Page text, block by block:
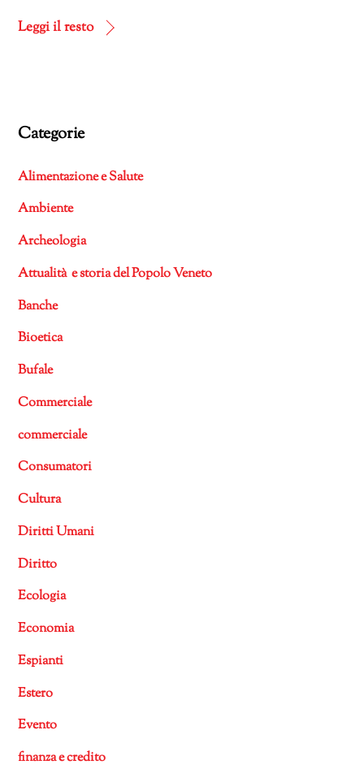
corso…
Leggi il resto
Categorie
Alimentazione e Salute
Ambiente
Archeologia
Attualità e storia del Popolo Veneto
Banche
Bioetica
Bufale
Commerciale
commerciale
Consumatori
Cultura
Diritti Umani
Diritto
Ecologia
Economia
Espianti
Estero
Evento
finanza e credito